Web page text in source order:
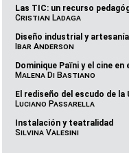
Las TIC: un recurso
Cristian Ladaga
Diseño industrial y artesanía
Ibar Anderson
Dominique Païni y el cine en
Malena Di Bastiano
El rediseño del escudo de la
Luciano Passarella
Instalación y teatralidad
Silvina Valesini